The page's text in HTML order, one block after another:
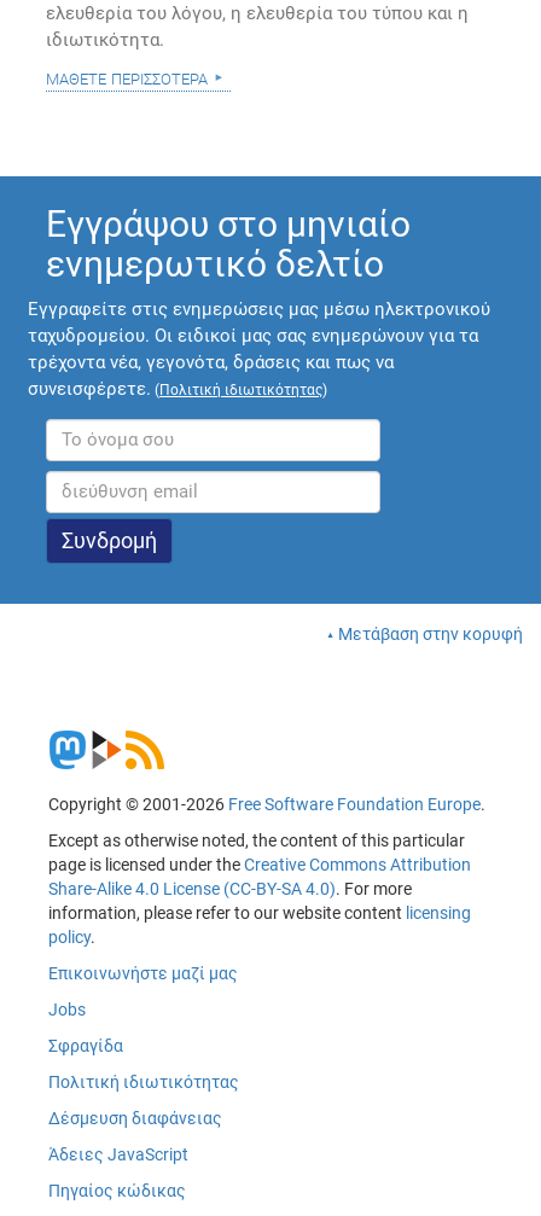
ελευθερία του λόγου, η ελευθερία του τύπου και η
ιδιωτικότητα.
μάθετε περισσότερα
Εγγράψου στο μηνιαίο
ενημερωτικό δελτίο
Εγγραφείτε στις ενημερώσεις μας μέσω ηλεκτρονικού
ταχυδρομείου. Οι ειδικοί μας σας ενημερώνουν για τα
τρέχοντα νέα, γεγονότα, δράσεις και πως να
συνεισφέρετε. (Πολιτική ιδιωτικότητας)
Μετάβαση στην κορυφή
Copyright © 2001-2026 Free Software Foundation Europe.
Except as otherwise noted, the content of this particular
page is licensed under theCreative Commons Attribution
Share-Alike 4.0 License (CC-BY-SA 4.0). For more
information, please refer to our website content licensing
policy.
Επικοινωνήστε μαζί μας
Jobs
Σφραγίδα
Πολιτική ιδιωτικότητας
Δέσμευση διαφάνειας
Άδειες JavaScript
Πηγαίος κώδικας